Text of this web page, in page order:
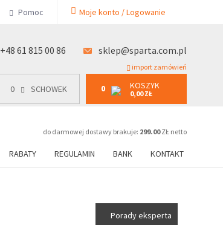
Pomoc Moje konto / Logowanie
+48 61 815 00 86 sklep@sparta.com.pl
import zamówień
0 SCHOWEK 0 KOSZYK
0,00 ZŁ
do darmowej dostawy brakuje: 299.00ZŁ netto
RABATY REGULAMIN BANK KONTAKT
0 SCHOWEK 0 KOSZYK
0,00 ZŁ
Porady eksperta